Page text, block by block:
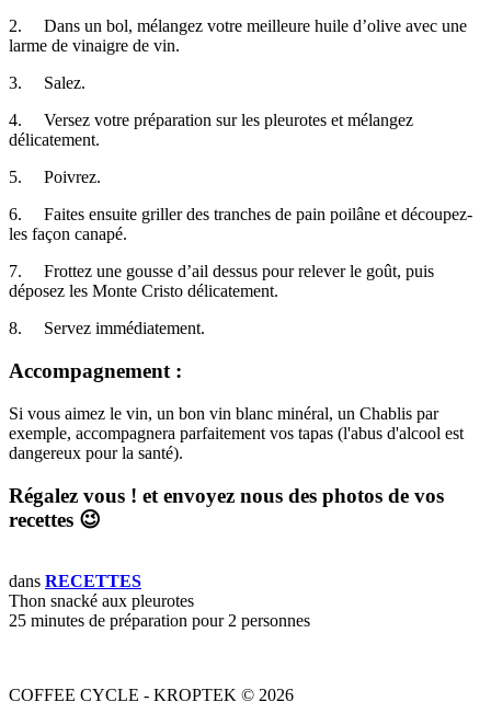
2.
Dans un bol, mélangez votre meilleure huile d’olive avec une
larme de vinaigre de vin.
3.
Salez.
4.
Versez votre préparation sur les pleurotes et mélangez
délicatement.
5.
Poivrez.
6.
Faites ensuite griller des tranches de pain poilâne et découpez-
les façon canapé.
7.
Frottez une gousse d’ail dessus pour relever le goût, puis
déposez les Monte Cristo délicatement.
8.
Servez immédiatement.
Accompagnement :
Si vous aimez le vin, un bon vin blanc minéral, un Chablis par
exemple, accompagnera parfaitement vos tapas (l'abus d'alcool est
dangereux pour la santé).
Régalez vous ! et envoyez nous des photos de vos
recettes 😉
dans RECETTES
Thon snacké aux pleurotes
25 minutes de préparation pour 2 personnes
COFFEE CYCLE - KROPTEK © 2026